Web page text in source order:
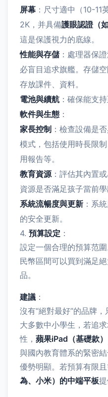
屏幕 ：尺寸適中（10-11
2K，并具備護眼認證（
這是保護視力的底線。
性能與存儲：處理器保
必盲目追求旗艦。存儲
存放課件、資料。
電池與續航 ：確保能支
軟件與生態 ：
家長控制 ：檢查設備是
模式，包括使用時長限
用報告等。
教育資源：評估其內置
資源是否滿足孩子當前學
系統流暢度與更新 ：系
的安全更新。
4. 預算設定 ：
設定一個合理的預算范
民幣區間可以買到滿足
品。
建議 ：
沒有“絕對最好”的品牌
大多數中小學生，若追
性， 蘋果iPad（基礎款）
與國內教育體系的緊密結
優勢明顯。若預算有限且
為、小米）的中端平板